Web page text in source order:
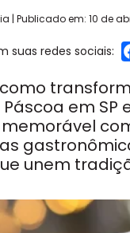
| Publicado em: 10 de
suas redes sociais:
em SP
unem